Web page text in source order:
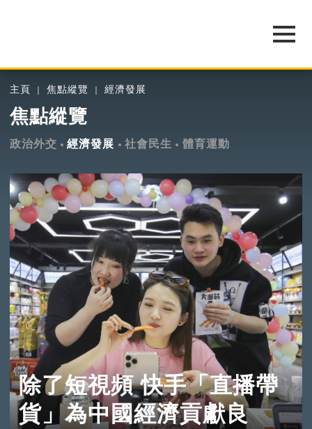
主頁 焦點縱覽 經濟發展
焦點縱覽
政治外交 經濟發展 社會民生 體育運動
除了短視頻 快手「直播帶
貨」為中國經濟貢獻良